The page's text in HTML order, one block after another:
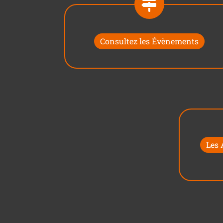
Consultez les Évènements
Les